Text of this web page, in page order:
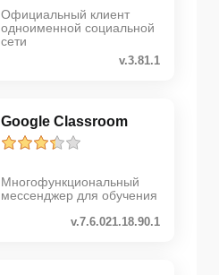
Официальный клиент
одноименной социальной
сети
v.3.81.1
Google Classroom
Многофункциональный
мессенджер для обучения
v.7.6.021.18.90.1